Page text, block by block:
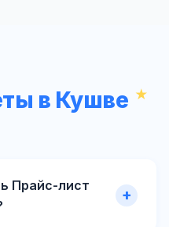
в Кушве
Прайс-лист